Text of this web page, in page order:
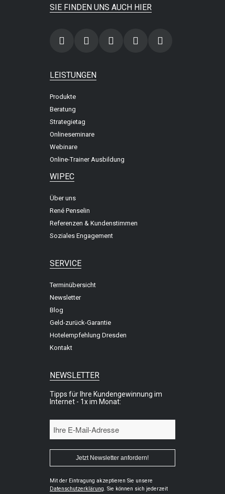
SIE FINDEN UNS AUCH HIER
LEISTUNGEN
Produkte
Beratung
Strategietag
Onlineseminare
Webinare
Online-Trainer Ausbildung
WIPEC
Über uns
René Penselin
Referenzen & Kundenstimmen
Soziales Engagement
SERVICE
Terminübersicht
Newsletter
Blog
Geld-zurück-Garantie
Hotelempfehlung Dresden
Kontakt
NEWSLETTER
Tipps für Ihre Kundengewinnung im
Internet - 1x im Monat:
Mit der Eintragung akzeptieren Sie unsere
Datenschutzerklärung . Sie können sich jederzeit